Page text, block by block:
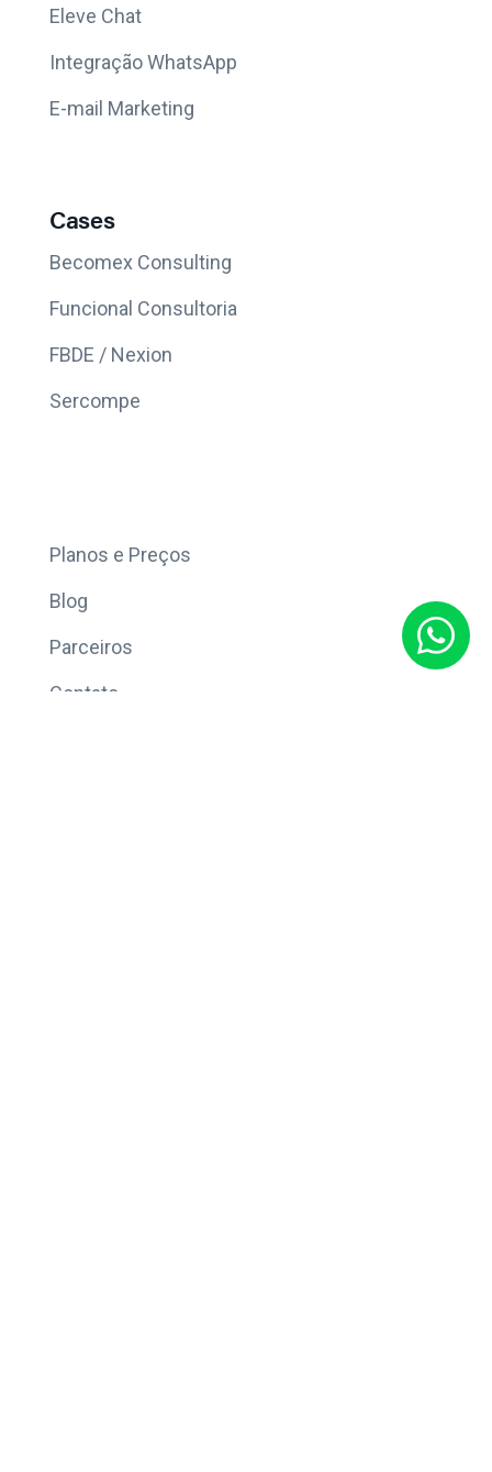
Eleve Chat
Integração WhatsApp
E-mail Marketing
Cases
Becomex Consulting
Funcional Consultoria
FBDE / Nexion
Sercompe
Planos e Preços
Blog
Parceiros
Contato